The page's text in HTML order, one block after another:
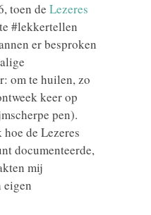
toen de Lezeres
#lekkertellen
er besproken
om te huilen, zo
keer op
pen).
de Lezeres
documenteerde,
mij
eigen